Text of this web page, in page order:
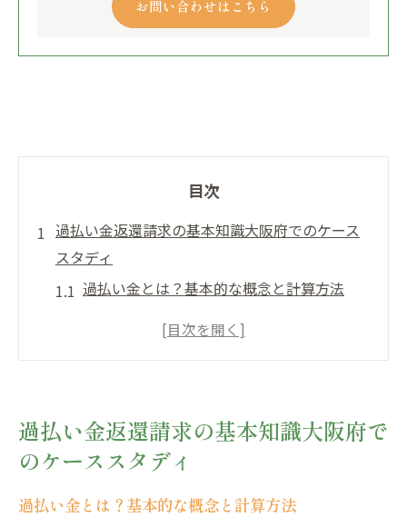
お問い合わせはこちら
目次
過払い金返還請求の基本知識大阪府でのケース
スタディ
過払い金とは？基本的な概念と計算方法
大阪府での過払い金返還請求の法律基準
大阪府での過払い金返還請求の成功事例
過払い金返還請求におけるトラブル事例と
対策
過払い金返還請求の基本知識大阪府で
のケーススタディ
過払い金とは？基本的な概念と計算方法